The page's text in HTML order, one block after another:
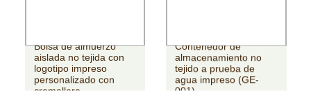
Bolsa de almuerzo
aislada no tejida con
logotipo impreso
personalizado con
cremallera
Contenedor de
almacenamiento no
tejido a prueba de
agua impreso (GE-
001)